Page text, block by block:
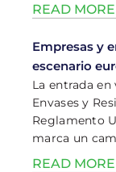
READ
Empresas y
escenario
La entrada
Envases y
Reglamento
marca un
READ